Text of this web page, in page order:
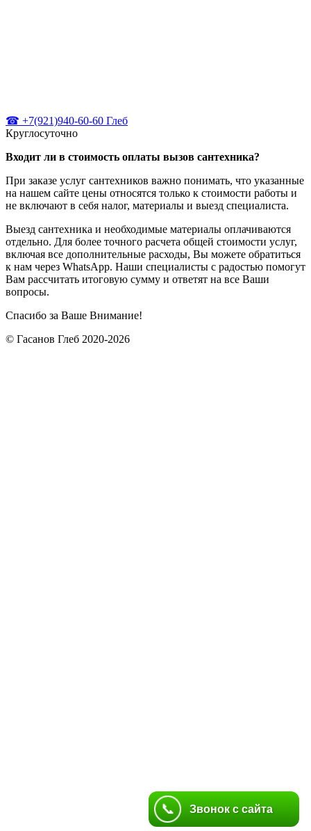
📞 Звонок с сайта
☎ +7(921)940-60-60 Глеб
Круглосуточно
Входит ли в стоимость оплаты вызов сантехника?
При заказе услуг сантехников важно понимать, что указанные
на нашем сайте цены относятся только к стоимости работы и
не включают в себя налог, материалы и выезд специалиста.
Выезд сантехника и необходимые материалы оплачиваются
отдельно. Для более точного расчета общей стоимости услуг,
включая все дополнительные расходы, Вы можете обратиться
к нам через WhatsApp. Наши специалисты с радостью помогут
Вам рассчитать итоговую сумму и ответят на все Ваши
вопросы.
Спасибо за Ваше Внимание!
© Гасанов Глеб 2020-2026
📞 Звонок с сайта